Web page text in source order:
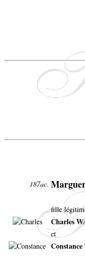
187ac.
fille
Charles
et